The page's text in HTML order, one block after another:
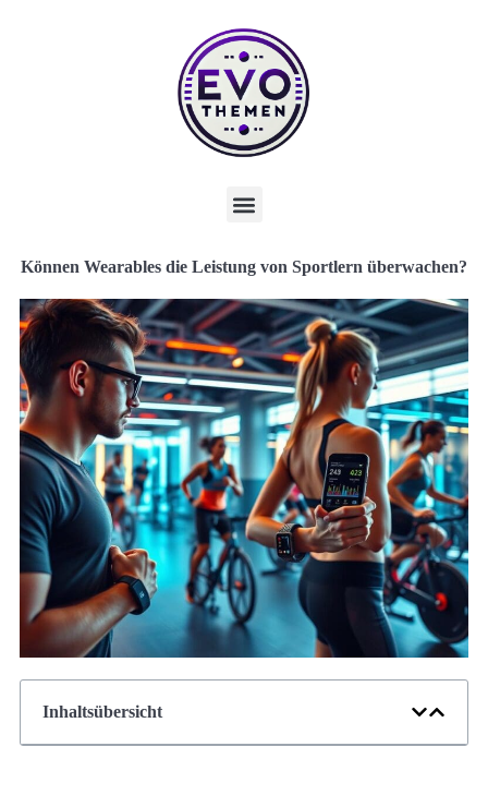
Können Wearables die Leistung von Sportlern überwachen?
Inhaltsübersicht